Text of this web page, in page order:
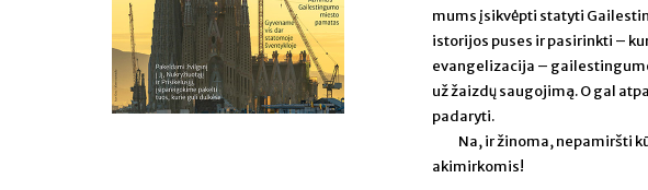
mums įsikvėpti statyti
istorijos puses ir pasirinkti –
evangelizacija –
už žaizdų saugojimą. O gal
padaryti.
Na, ir žinoma, nepamiršti
akimirkomis!